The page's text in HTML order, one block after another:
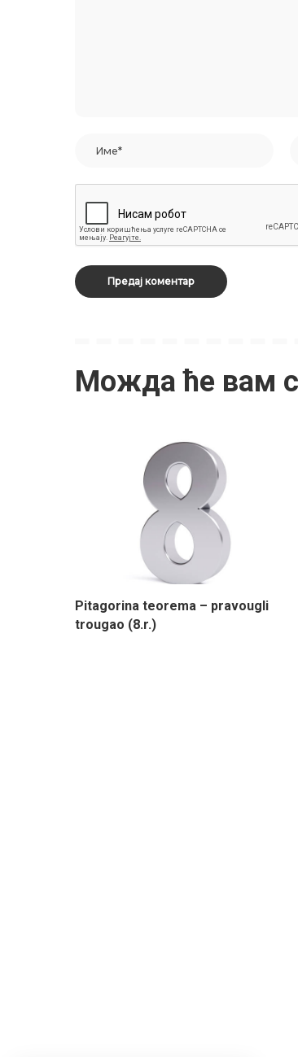
Можда ће вам
Pitagorina teorema – pravougli
trougao (8.r.)